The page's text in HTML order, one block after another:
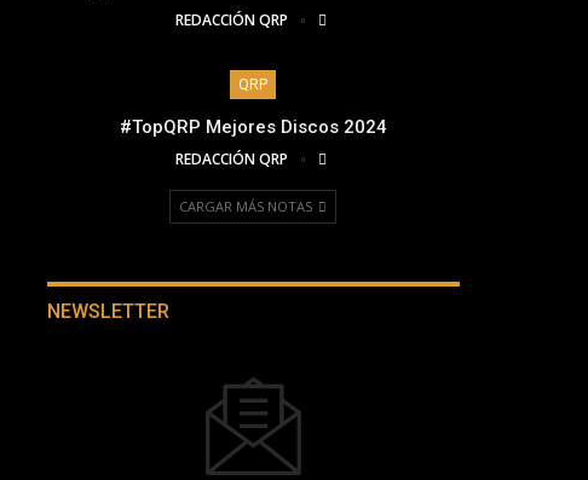
REDACCIÓN QRP
QRP
#TopQRP Mejores Discos 2024
REDACCIÓN QRP
CARGAR MÁS NOTAS
NEWSLETTER